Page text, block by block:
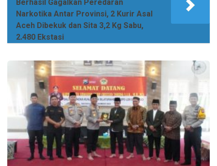
Berhasil Gagalkan Peredaran
Narkotika Antar Provinsi, 2 Kurir Asal
Aceh Dibekuk dan Sita 3,2 Kg Sabu,
2.480 Ekstasi